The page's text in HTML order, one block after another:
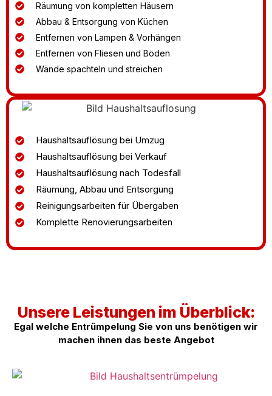
Räumung von kompletten Häusern
Abbau & Entsorgung von Küchen
Entfernen von Lampen & Vorhängen
Entfernen von Fliesen und Böden
Wände spachteln und streichen
Haushaltsauflösung bei Umzug
Haushaltsauflösung bei Verkauf
Haushaltsauflösung nach Todesfall
Räumung, Abbau und Entsorgung
Reinigungsarbeiten für Übergaben
Komplette Renovierungsarbeiten
Unsere Leistungen im Überblick:
Egal welche Entrümpelung Sie von uns benötigen wir
machen ihnen das beste Angebot